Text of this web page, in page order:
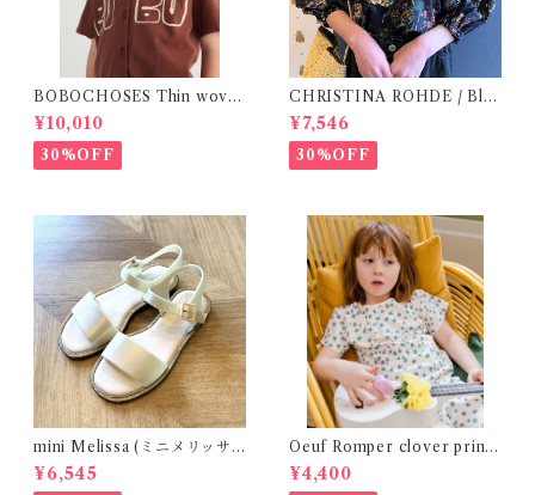
BOBOCHOSES Thin wove
n shirt / 2-6Y
¥10,010
30%OFF
CHRISTINA ROHDE / Blo
use ( 12-14Y)
¥7,546
30%OFF
mini Melissa (ミニメリッサ)
/ MAR SANDAL
¥6,545
Oeuf Romper clover print
Kid Tee (2-5y)
¥4,400